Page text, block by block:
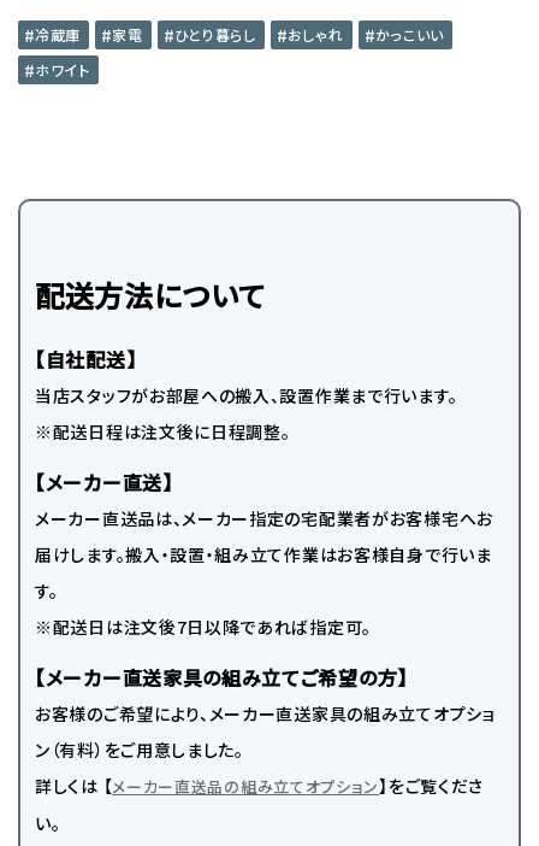
冷蔵庫 家電 ひとり暮らし おしゃれ
かっこいい
ホワイト
配送方法について
【自社配送】
当店スタッフがお部屋への搬入、設置作業まで行います。
※配送日程は注文後に日程調整。
【メーカー直送】
メーカー直送品は、メーカー指定の宅配業者がお客様宅へお
届けします。搬入・設置・組み立て作業はお客様自身で行いま
す。
※配送日は注文後7日以降であれば指定可。
【メーカー直送家具の組み立てご希望の方】
お客様のご希望により、メーカー直送家具の組み立てオプショ
ン（有料）をご用意しました。
詳しくは 【メーカー直送品の組み立てオプション】をご覧くださ
い。